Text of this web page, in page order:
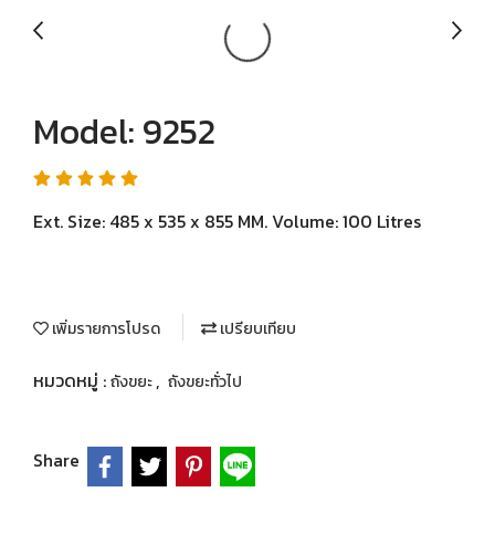
Model: 9252
Ext. Size: 485 x 535 x 855 MM. Volume: 100 Litres
เพิ่มรายการโปรด เปรียบเทียบ
หมวดหมู่ :ถังขยะ, ถังขยะทั่วไป
Share